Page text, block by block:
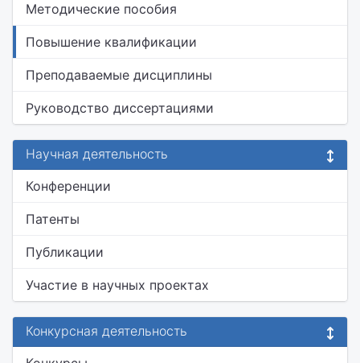
Методические пособия
Повышение квалификации
Преподаваемые дисциплины
Руководство диссертациями
Научная деятельность
Конференции
Патенты
Публикации
Участие в научных проектах
Конкурсная деятельность